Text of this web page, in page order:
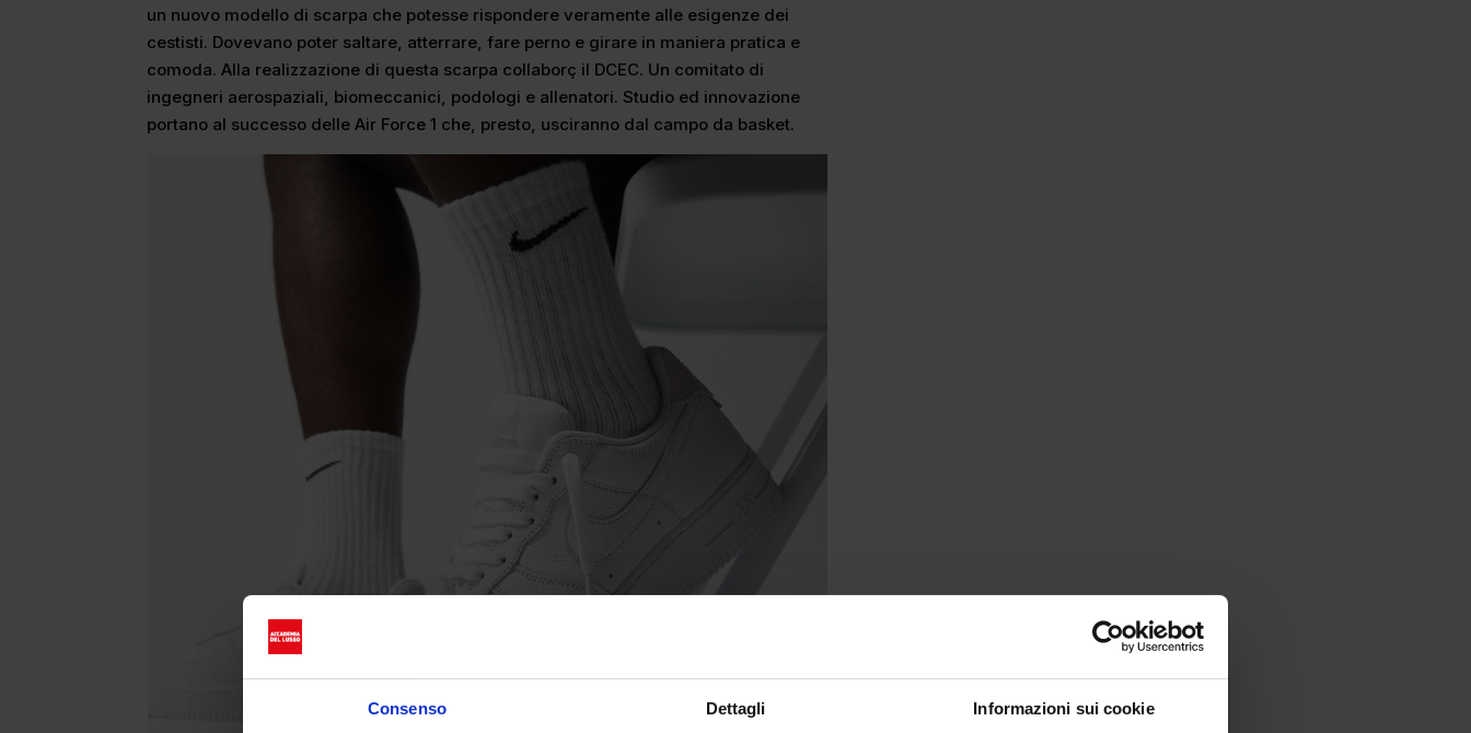
Consenso Dettagli Informazioni sui cookie
un nuovo modello di scarpa che potesse rispondere veramente alle esigenze dei
cestisti. Dovevano poter saltare, atterrare, fare perno e girare in maniera pratica e
comoda. Alla realizzazione di questa scarpa collaborç il DCEC. Un comitato di
ingegneri aerospaziali, biomeccanici, podologi e allenatori. Studio ed innovazione
portano al successo delle Air Force 1 che, presto, usciranno dal campo da basket.